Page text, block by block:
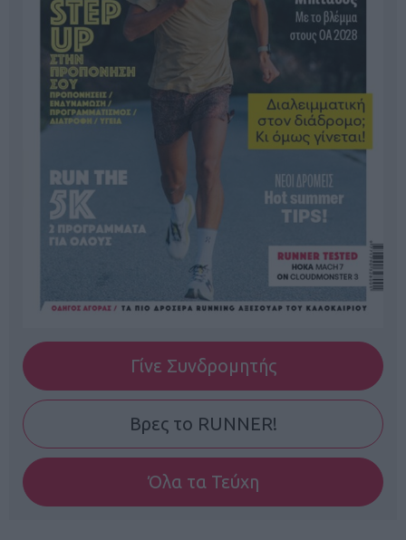
Γίνε Συνδρομητής
Βρες το RUNNER!
Όλα τα Τεύχη